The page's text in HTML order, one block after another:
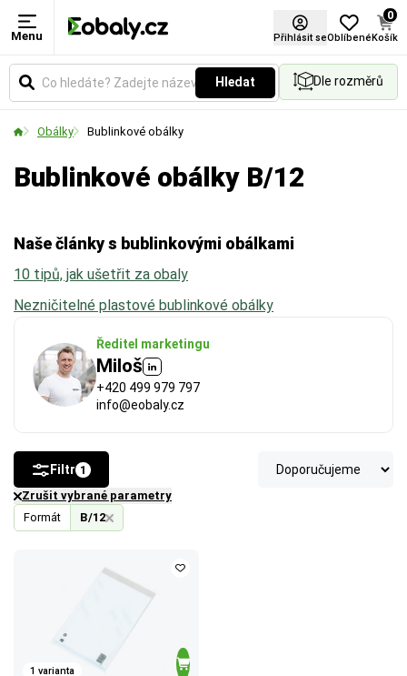
Menu Přihlásit seOblíbené
0
Košík
Hledat Dle rozměrů
Obálky Bublinkové obálky
Bublinkové obálky B/12
Ředitel marketingu
Miloš
+420 499 979 797
info@eobaly.cz
Naše články s bublinkovými obálkami
10 tipů, jak ušetřit za obaly
Nezničitelné plastové bublinkové obálky
Formát B/12
Zrušit vybrané parametry
Filtr 1
1 varianta
Délka
Udává reálnou vnitřní délku obálky. Klíčový rozměr
pohodlně vejde dovnitř.
Šířka
Udává reálnou vnitřní šířku obálky. Klíčový rozměr
pohodlně vejde dovnitř.
Formát
Vyberte si produkt podle standardních formátů.